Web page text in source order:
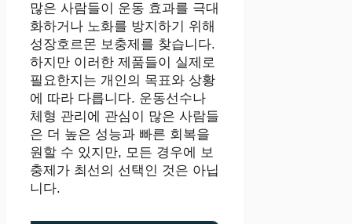
많은 사람들이 운동 효과를 극대
화하거나 노화를 방지하기 위해
성장호르몬 보충제를 찾습니다.
하지만 이러한 제품들이 실제로
필요한지는 개인의 목표와 상황
에 따라 다릅니다. 운동선수나
체형 관리에 관심이 많은 사람들
은 더 높은 성능과 빠른 회복을
원할 수 있지만, 모든 경우에 보
충제가 최선의 선택인 것은 아닙
니다.